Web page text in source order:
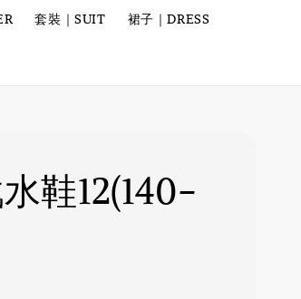
套裝｜SUIT 裙子｜DRESS
鞋12(140-